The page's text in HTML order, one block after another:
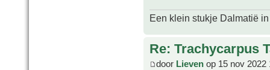
Een klein stukje Dalmatië
Re: Trachycarpus
door Lieven op 15 nov 2022